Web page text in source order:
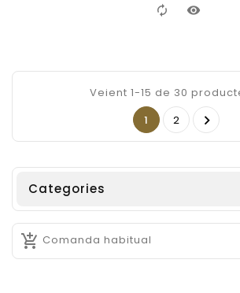
Veient 1-15 de 30
1
2 
Categories
 Comanda habitual